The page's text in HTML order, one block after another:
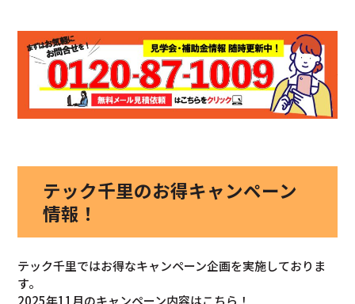
テック千里のお得キャンペーン
情報！
テック千里ではお得なキャンペーン企画を実施しておりま
す。
2025年11月のキャンペーン内容はこちら！